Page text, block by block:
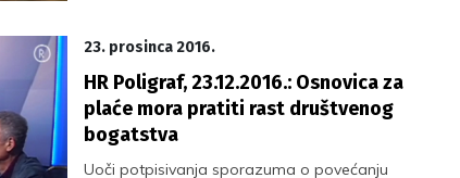
23. prosinca 2016.
HR Poligraf, 23.12.2016.: Osnovica za
plaće mora pratiti rast društvenog
bogatstva
Uoči potpisivanja sporazuma o povećanju